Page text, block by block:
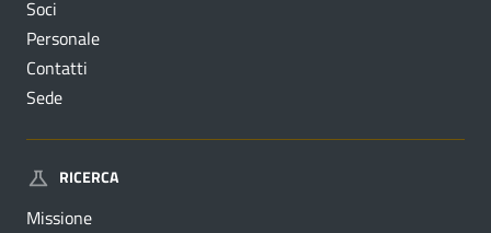
Soci
Personale
Contatti
Sede
RICERCA
Missione